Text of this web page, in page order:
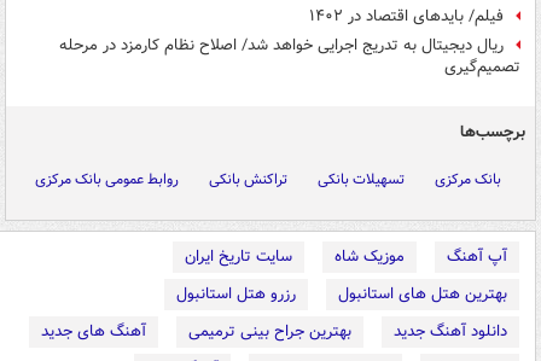
فیلم/ بایدهای اقتصاد در ۱۴۰۲
ریال دیجیتال به تدریج اجرایی خواهد شد/ اصلاح نظام کارمزد در مرحله
تصمیم‌گیری
برچسب‌ها
بانک مرکزی تسهیلات بانکی تراکنش بانکی روابط عمومی بانک مرکزی
آپ آهنگ موزیک شاه
سایت تاریخ ایران
بهترین هتل های استانبول
رزرو هتل استانبول
دانلود آهنگ جدید
بهترین جراح بینی ترمیمی
آهنگ های جدید